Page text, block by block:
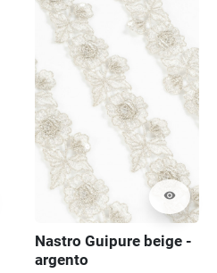
visibility
Nastro Guipure beige -
argento